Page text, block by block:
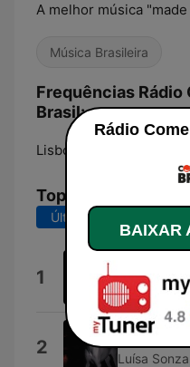
A melhor música
Música Brasileira
Frequências Rádio
Brasil:
Lisbon:
Top Músicas
Últimos 7 dias
1 Dhanush Pun
2 Sagrado
Luísa Sonza
BAIXAR